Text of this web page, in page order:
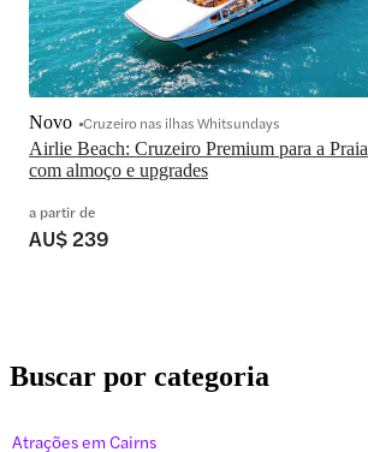
Airlie Beach: Cruzeiro Premium para a
com almoço e upgrades
Novo Cruzeiro nas ilhas Whitsundays
a partir de
AU$ 239
Buscar por categoria
Atrações em Cairns